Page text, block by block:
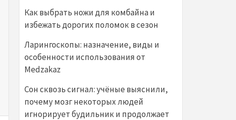
Как выбрать ножи для комбайна и
избежать дорогих поломок в сезон
Ларингоскопы: назначение, виды и
особенности использования от
Medzakaz
Сон сквозь сигнал: учёные выяснили,
почему мозг некоторых людей
игнорирует будильник и продолжает